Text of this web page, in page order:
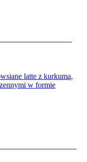
latte z kurkumą,
w formie